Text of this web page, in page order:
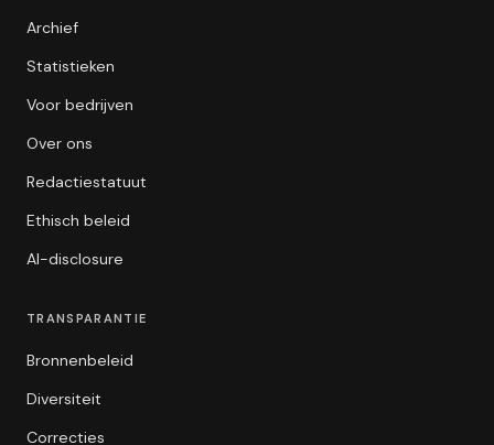
Archief
Statistieken
Voor bedrijven
Over ons
Redactiestatuut
Ethisch beleid
AI-disclosure
TRANSPARANTIE
Bronnenbeleid
Diversiteit
Correcties